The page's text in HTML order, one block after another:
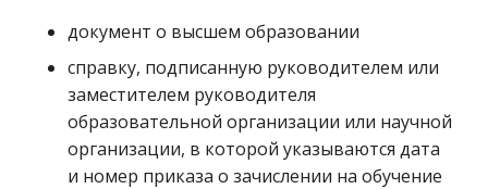
документ о высшем образовании
справку, подписанную руководителем или
заместителем руководителя
образовательной организации или научной
организации, в которой указываются дата
и номер приказа о зачислении на обучение